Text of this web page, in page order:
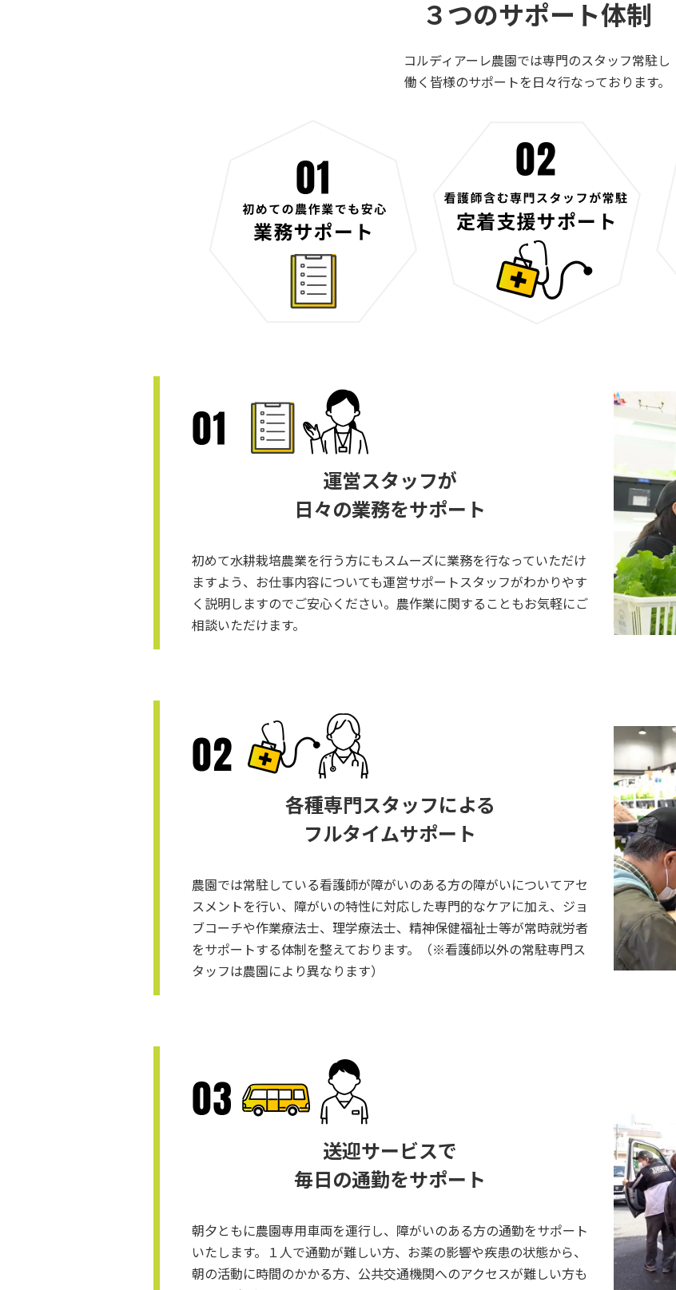
３つのサポート体制
コルディアーレ農園では専⾨のスタッフ常駐し
働く皆様のサポートを⽇々⾏なっております。
運営スタッフが
⽇々の業務をサポート
初めて⽔耕栽培農業を⾏う⽅にもスムーズに業務を⾏なっていただけ
ますよう、お仕事内容についても運営サポートスタッフがわかりやす
く説明しますのでご安⼼ください。農作業に関することもお気軽にご
相談いただけます。
各種専門スタッフによる
フルタイムサポート
農園では常駐している看護師が障がいのある方の障がいについてアセ
スメントを行い、障がいの特性に対応した専門的なケアに加え、ジョ
ブコーチや作業療法士、理学療法士、精神保健福祉士等が常時就労者
をサポートする体制を整えております。（※看護師以外の常駐専門ス
タッフは農園により異なります）
送迎サービスで
毎⽇の通勤をサポート
朝⼣ともに農園専用車両を運⾏し、障がいのある方の通勤をサポート
いたします。１⼈で通勤が難しい⽅、お薬の影響や疾患の状態から、
朝の活動に時間のかかる⽅、公共交通機関へのアクセスが難しい⽅も